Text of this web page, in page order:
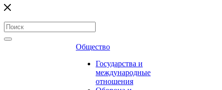
Общество
Государства и
международные
отношения